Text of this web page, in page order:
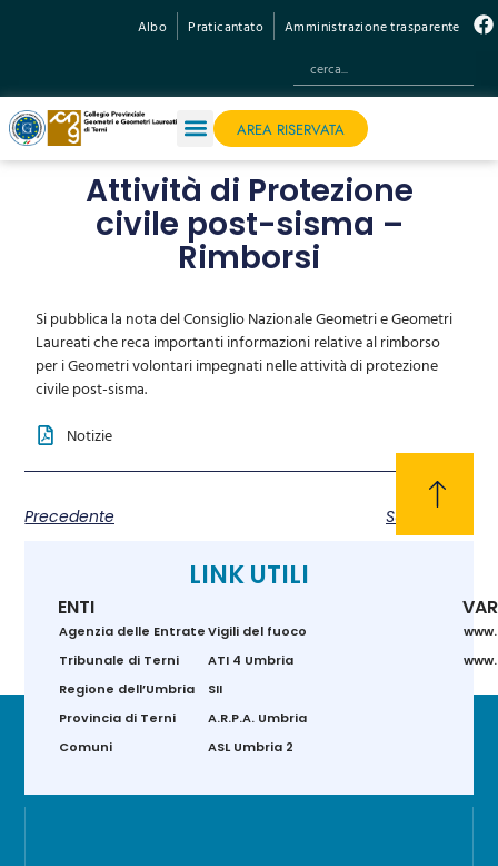
Albo Praticantato Amministrazione trasparente
AREA RISERVATA
Attività di Protezione
civile post-sisma –
Rimborsi
Si pubblica la nota del Consiglio Nazionale Geometri e Geometri
Laureati che reca importanti informazioni relative al rimborso
per i Geometri volontari impegnati nelle attività di protezione
civile post-sisma.
Notizie
Precedente Successivo
LINK UTILI
ENTI
Agenzia delle Entrate
Tribunale di Terni
Regione dell’Umbria
Provincia di Terni
Comuni
Vigili del fuoco
ATI 4 Umbria
SII
A.R.P.A. Umbria
ASL Umbria 2